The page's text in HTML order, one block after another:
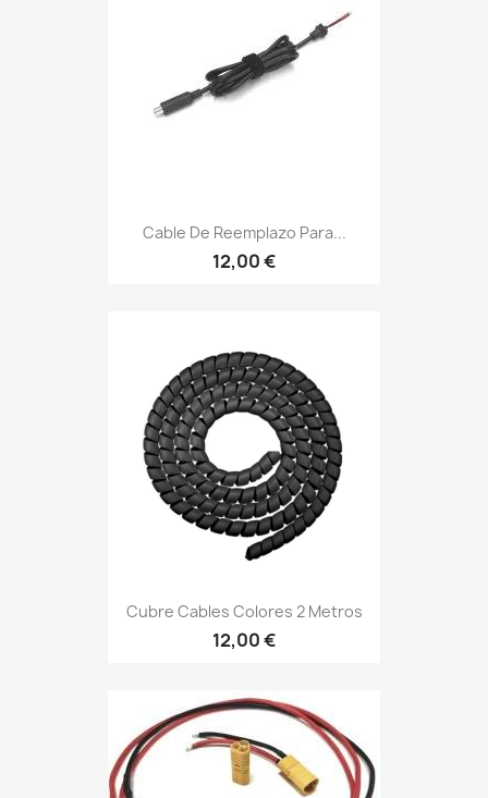
Cable De Reemplazo Para...
12,00 €
Cubre Cables Colores 2 Metros
12,00 €